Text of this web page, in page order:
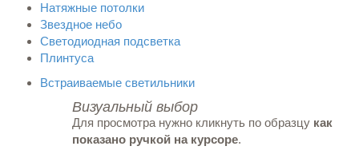
Натяжные потолки
Звездное небо
Светодиодная подсветка
Плинтуса
Встраиваемые светильники
Визуальный выбор
Для просмотра нужно кликнуть по образцу как
показано ручкой на курсоре.